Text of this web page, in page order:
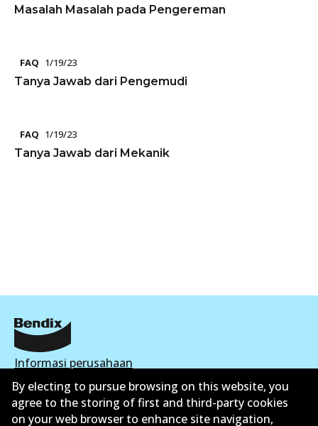
Masalah Masalah pada Pengereman
FAQ 1/19/23
Tanya Jawab dari Pengemudi
FAQ 1/19/23
Tanya Jawab dari Mekanik
Informasi perusahaan
Pemasok
Kontak
By electing to pursue browsing on this website, you
agree to the storing of first and third-party cookies
on your web browser to enhance site navigation,